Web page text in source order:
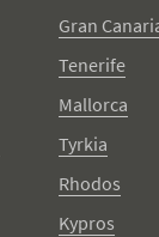
Gran
Tenerife
Mallorca
Tyrkia
Rhodos
Kypros